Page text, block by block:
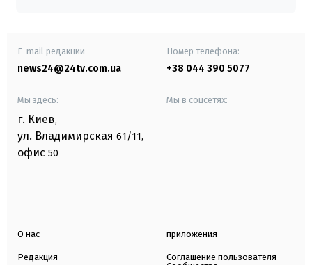
E-mail редакции
news24@24tv.com.ua
Номер телефона:
+38 044 390 5077
Мы здесь:
г. Киев,
ул. Владимирская 61/11,
офис 50
Мы в соцсетях:
О нас
Редакция
приложения
Соглашение пользователя